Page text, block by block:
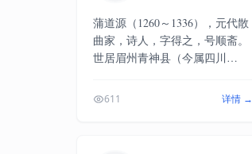
蒲道源（1260～1336），元代散
曲家，诗人，字得之，号顺斋。
世居眉州青神县（今属四川
西省）。初为郡学正，皇庆二年
611 详情 →